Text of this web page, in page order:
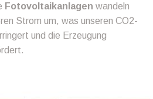
Fotovoltaikanlagen wandeln
Strom um, was unseren CO2-
und die Erzeugung